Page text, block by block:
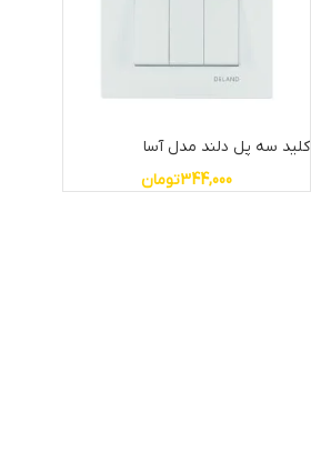
کلید سه پل دلند مدل آسا
344,000تومان